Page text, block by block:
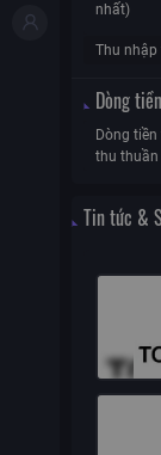
nhất)
Thu nhập
Dòng tiền
Dòng
thu thuần
Tin tức &